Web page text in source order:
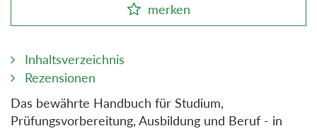
merken
Inhaltsverzeichnis
Rezensionen
Das bewährte Handbuch für Studium,
Prüfungsvorbereitung, Ausbildung und Beruf - in